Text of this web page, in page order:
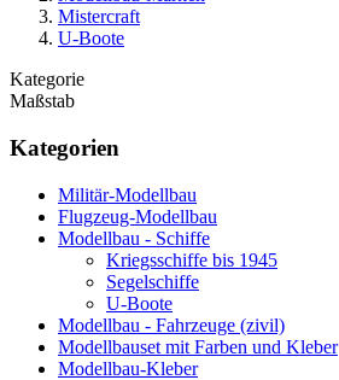
Mistercraft
U-Boote
Kategorie
Maßstab
Kategorien
Militär-Modellbau
Flugzeug-Modellbau
Modellbau - Schiffe
Kriegsschiffe bis 1945
Segelschiffe
U-Boote
Modellbau - Fahrzeuge (zivil)
Modellbauset mit Farben und Kleber
Modellbau-Kleber